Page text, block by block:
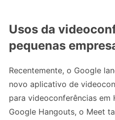
Usos da
pequenas
Recentemente, o Google
novo aplicativo de
para videoconferências em
Google Hangouts, o Meet